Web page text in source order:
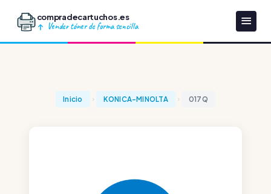
compradecartuchos.es
Vender tóner de forma sencilla
Inicio KONICA-MINOLTA 017Q